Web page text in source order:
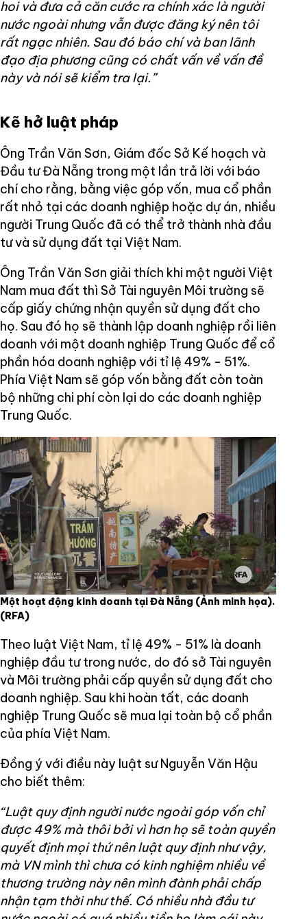
hoi và đưa cả căn cước ra chính xác là người
nước ngoài nhưng vẫn được đăng ký nên tôi
rất ngạc nhiên. Sau đó báo chí và ban lãnh
đạo địa phương cũng có chất vấn về vấn đề
này và nói sẽ kiểm tra lại.”
Kẽ hở luật pháp
Ông Trần Văn Sơn, Giám đốc Sở Kế hoạch và
Đầu tư Đà Nẵng trong một lần trả lời với báo
chí cho rằng, bằng việc góp vốn, mua cổ phần
rất nhỏ tại các doanh nghiệp hoặc dự án, nhiều
người Trung Quốc đã có thể trở thành nhà đầu
tư và sử dụng đất tại Việt Nam.
Ông Trần Văn Sơn giải thích khi một người Việt
Nam mua đất thì Sở Tài nguyên Môi trường sẽ
cấp giấy chứng nhận quyền sử dụng đất cho
họ. Sau đó họ sẽ thành lập doanh nghiệp rồi liên
doanh với một doanh nghiệp Trung Quốc để cổ
phần hóa doanh nghiệp với tỉ lệ 49% - 51%.
Phía Việt Nam sẽ góp vốn bằng đất còn toàn
bộ những chi phí còn lại do các doanh nghiệp
Trung Quốc.
Một hoạt động kinh doanh tại Đà Nẵng (Ảnh minh họa).
(RFA)
Theo luật Việt Nam, tỉ lệ 49% - 51% là doanh
nghiệp đầu tư trong nước, do đó sở Tài nguyên
và Môi trường phải cấp quyền sử dụng đất cho
doanh nghiệp. Sau khi hoàn tất, các doanh
nghiệp Trung Quốc sẽ mua lại toàn bộ cổ phần
của phía Việt Nam.
Đồng ý với điều này luật sư Nguyễn Văn Hậu
cho biết thêm:
“Luật quy định người nước ngoài góp vốn chỉ
được 49% mà thôi bởi vì hơn họ sẽ toàn quyền
quyết định mọi thứ nên luật quy định như vậy,
mà VN mình thì chưa có kinh nghiệm nhiều về
thương trường này nên mình đành phải chấp
nhận tạm thời như thế. Có nhiều nhà đầu tư